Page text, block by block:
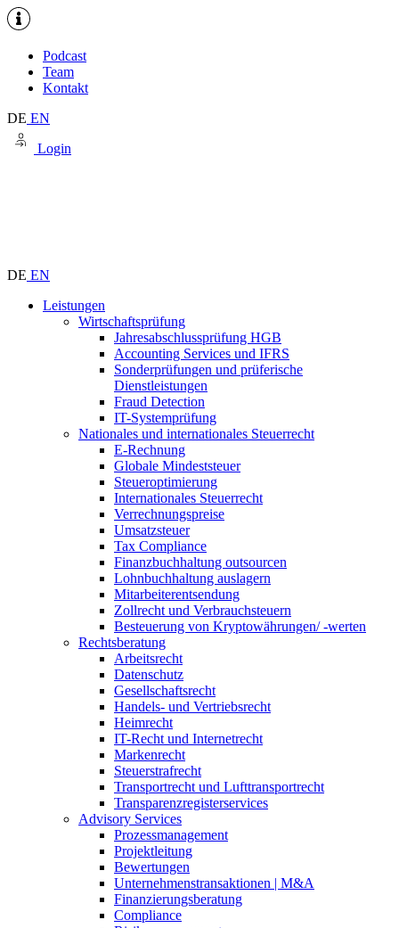
Podcast
Team
Kontakt
DE EN
Login
DE EN
Leistungen
Wirtschaftsprüfung
Jahresabschlussprüfung HGB
Accounting Services und IFRS
Sonderprüfungen und prüferische
Dienstleistungen
Fraud Detection
IT-Systemprüfung
Nationales und internationales Steuerrecht
E-Rechnung
Globale Mindeststeuer
Steueroptimierung
Internationales Steuerrecht
Verrechnungspreise
Umsatzsteuer
Tax Compliance
Finanzbuchhaltung outsourcen
Lohnbuchhaltung auslagern
Mitarbeiterentsendung
Zollrecht und Verbrauchsteuern
Besteuerung von Kryptowährungen/ -werten
Rechtsberatung
Arbeitsrecht
Datenschutz
Gesellschaftsrecht
Handels- und Vertriebsrecht
Heimrecht
IT-Recht und Internetrecht
Markenrecht
Steuerstrafrecht
Transportrecht und Lufttransportrecht
Transparenzregisterservices
Advisory Services
Prozessmanagement
Projektleitung
Bewertungen
Unternehmenstransaktionen | M&A
Finanzierungsberatung
Compliance